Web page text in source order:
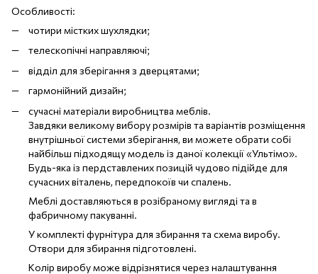
Особливості:
чотири містких шухлядки;
телескопічні направляючі;
відділ для зберігання з дверцятами;
гармонійний дизайн;
сучасні матеріали виробництва меблів.
Завдяки великому вибору розмірів та варіантів розміщення
внутрішньої системи зберігання, ви можете обрати собі
найбільш підходящу модель із даної колекції «Ультімо».
Будь-яка із пердставлених позицій чудово підійде для
сучасних віталень, передпокоїв чи спалень.
Меблі доставляються в розібраному вигляді та в
фабричному пакуванні.
У комплекті фурнітура для збирання та схема виробу.
Отвори для збирання підготовлені.
Колір виробу може відрізнятися через налаштування